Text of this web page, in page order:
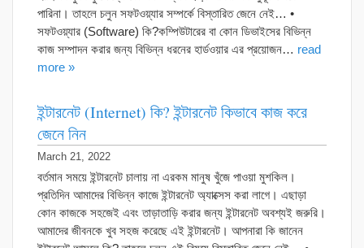
পারিনা। তাহলে চলুন সফটওয়্যার সম্পর্কে বিস্তারিত জেনে নেই… •
সফটওয়্যার (Software) কি?কম্পিউটারের বা কোন ডিভাইসের বিভিন্ন
কাজ সম্পাদন করার জন্য বিভিন্ন ধরনের হার্ডওয়ার এর প্রয়োজন… read
more »
ইন্টারনেট (Internet) কি? ইন্টারনেট কিভাবে কাজ করে
জেনে নিন
March 21, 2022
বর্তমান সময়ে ইন্টারনেট চালায় না এরকম মানুষ খুঁজে পাওয়া মুশকিল।
প্রতিদিন আমাদের বিভিন্ন কাজে ইন্টারনেট অ্যাক্সেস করা লাগে। এছাড়া
কোন কাজকে সহজেই এবং তাড়াতাড়ি করার জন্য ইন্টারনেট অবশ্যই জরুরি।
আমাদের জীবনকে খুব সহজ করেছে এই ইন্টারনেট। আপনারা কি জানেন